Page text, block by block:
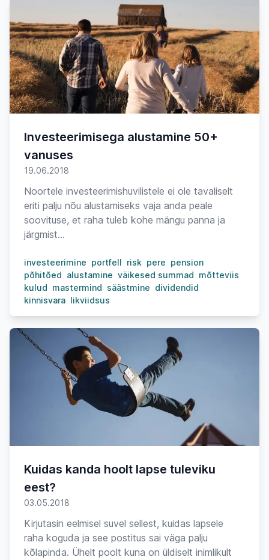
Investeerimisega alustamine 50+
vanuses
19.06.2018
Noortele investeerimishuvilistele ei ole tavaliselt
eriti palju nõu alustamiseks vaja anda peale
soovituse, et raha tuleb kohe mängu panna ja
järgmist...
investeerimine portfell risk pere pension
põhitõed alustamine väikesed summad mõtteviis
kulud mastermind säästmine dividendid
kinnisvara likviidsus
Kuidas kanda hoolt lapse tuleviku
eest?
03.05.2018
Kirjutasin eelmisel suvel sellest, kuidas lapsele
raha koguda ja see postitus sai väga palju
kõlapinda. Ühelt poolt kuna on üldiselt inimlikult